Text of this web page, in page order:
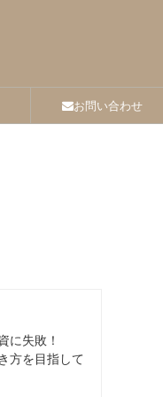
お問い合わせ
に失敗！
方を目指して